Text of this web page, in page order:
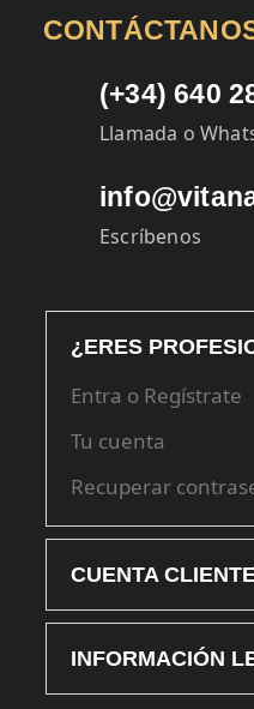
(+34) 640
Llamada o
Escríbenos
¿ERES
Entra o Regístrate
Tu cuenta
Recuperar
CUENTA
INFORMACIÓN